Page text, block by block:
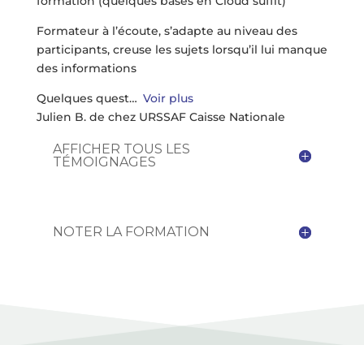
Formateur à l’écoute, s’adapte au niveau des
participants, creuse les sujets lorsqu’il lui manque
des informations
Quelques quest
Voir plus
Julien B. de chez URSSAF Caisse Nationale
AFFICHER TOUS LES
TÉMOIGNAGES
NOTER LA FORMATION